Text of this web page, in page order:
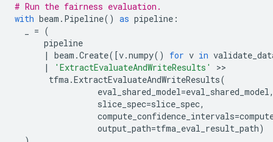
# Run the fairness evaluation.
with beam . Pipeline() as pipeline :
= (
pipeline
|
beam .Create([v.numpy() for v in
|
'ExtractEvaluateAndWriteResults'
>>
tfma.ExtractEvaluateAndWriteResults(
eval_shared_model=eval_shared_model
slice_spec=slice_spec,
compute_confidence_intervals=
output_path=tfma_eval_result_path)